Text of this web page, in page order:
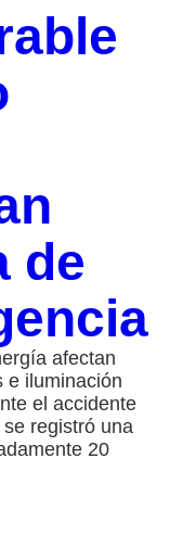
de
afectan
e iluminación
el accidente
registró una
20